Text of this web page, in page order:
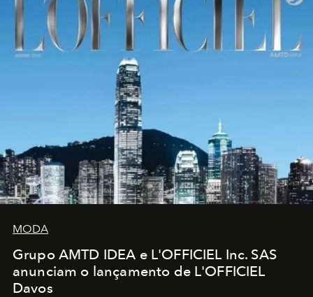
MODA
Grupo AMTD IDEA e L'OFFICIEL Inc. SAS
anunciam o lançamento de L'OFFICIEL
Davos